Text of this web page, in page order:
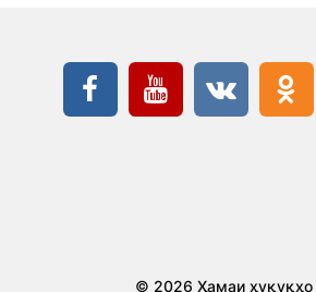
© 2026 Ҳамаи ҳуқуқҳо